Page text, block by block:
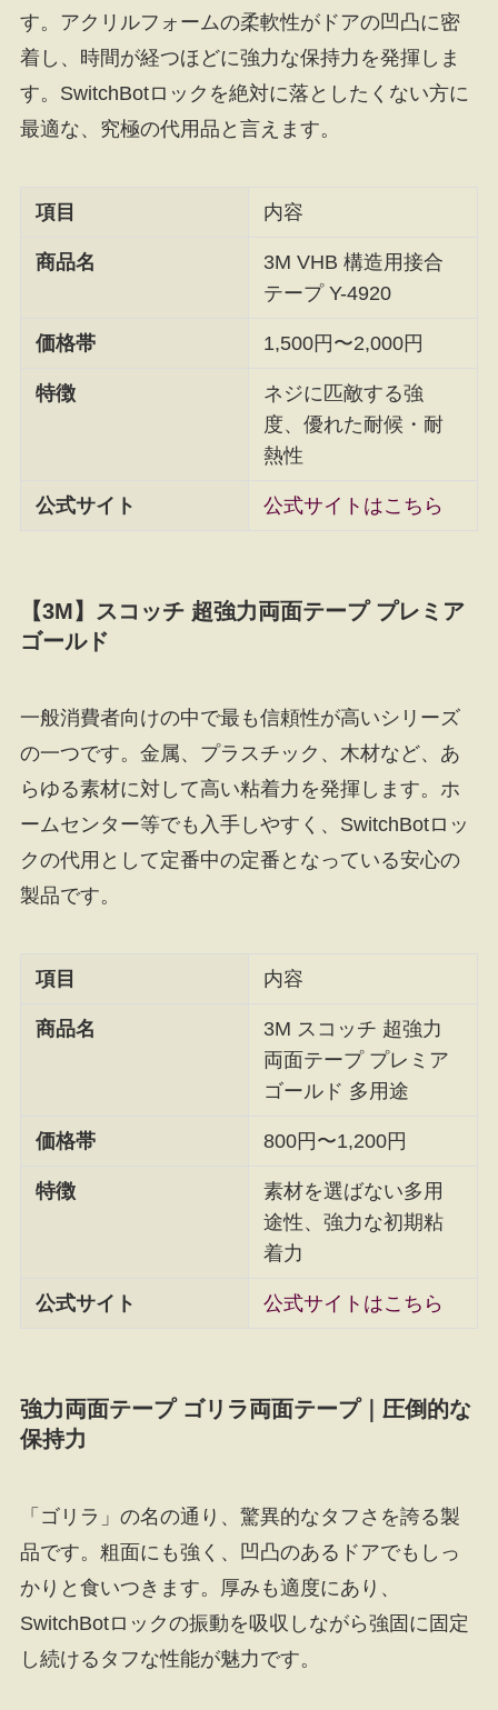
す。アクリルフォームの柔軟性がドアの凹凸に密
着し、時間が経つほどに強力な保持力を発揮しま
す。SwitchBotロックを絶対に落としたくない方に
最適な、究極の代用品と言えます。
項目 内容
商品名
3M VHB 構造用接合
テープ Y-4920
価格帯 1,500円〜2,000円
特徴
ネジに匹敵する強
度、優れた耐候・耐
熱性
公式サイト 公式サイトはこちら
【3M】スコッチ 超強力両面テープ プレミア
ゴールド
一般消費者向けの中で最も信頼性が高いシリーズ
の一つです。金属、プラスチック、木材など、あ
らゆる素材に対して高い粘着力を発揮します。ホ
ームセンター等でも入手しやすく、SwitchBotロッ
クの代用として定番中の定番となっている安心の
製品です。
項目 内容
商品名
3M スコッチ 超強力
両面テープ プレミア
ゴールド 多用途
価格帯 800円〜1,200円
特徴
素材を選ばない多用
途性、強力な初期粘
着力
公式サイト 公式サイトはこちら
強力両面テープ ゴリラ両面テープ｜圧倒的な
保持力
「ゴリラ」の名の通り、驚異的なタフさを誇る製
品です。粗面にも強く、凹凸のあるドアでもしっ
かりと食いつきます。厚みも適度にあり、
SwitchBotロックの振動を吸収しながら強固に固定
し続けるタフな性能が魅力です。